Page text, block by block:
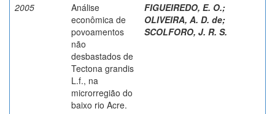
2005
Análise
econômica de
povoamentos
não
desbastados de
Tectona grandis
L.f., na
microrregião do
baixo rio Acre.
FIGUEIREDO, E. O.;
OLIVEIRA, A. D. de;
SCOLFORO, J. R. S.